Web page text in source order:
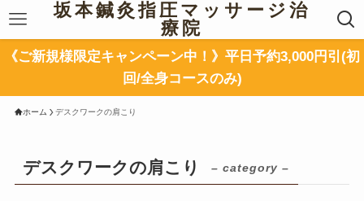
坂本鍼灸指圧マッサージ治
療院
《ご新規様限定キャンペーン中！》平日予約3,000円引(初
回/全身コースのみ)
ホーム デスクワークの肩こり
デスクワークの肩こり – category –